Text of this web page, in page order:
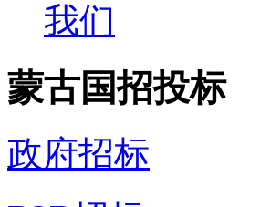
我们
蒙古国招投标
政府招标